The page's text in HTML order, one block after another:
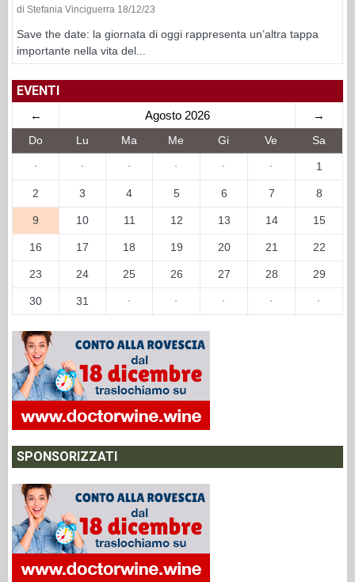
di Stefania Vinciguerra 18/12/23
Save the date: la giornata di oggi rappresenta un’altra tappa
importante nella vita del...
EVENTI
← Agosto 2026 →
Do Lu Ma Me Gi Ve Sa
· · · · · · 1
2 3 4 5 6 7 8
9 10 11 12 13 14 15
16 17 18 19 20 21 22
23 24 25 26 27 28 29
30 31 · · · · ·
SPONSORIZZATI